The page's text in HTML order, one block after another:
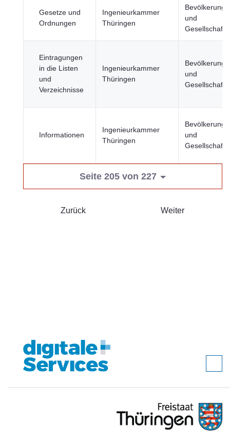
Gesetze und
Ordnungen
Ingenieurkammer
Thüringen
Bevölkerung
und
Gesellschaft
Eintragungen
in die Listen
und
Verzeichnisse
Ingenieurkammer
Thüringen
Bevölkerung
und
Gesellschaft
Informationen
Ingenieurkammer
Thüringen
Bevölkerung
und
Gesellschaft
Seite 205 von 227
Zurück Weiter